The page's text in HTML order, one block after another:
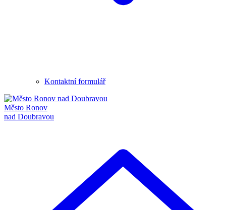
Kontaktní formulář
Město Ronov
nad Doubravou